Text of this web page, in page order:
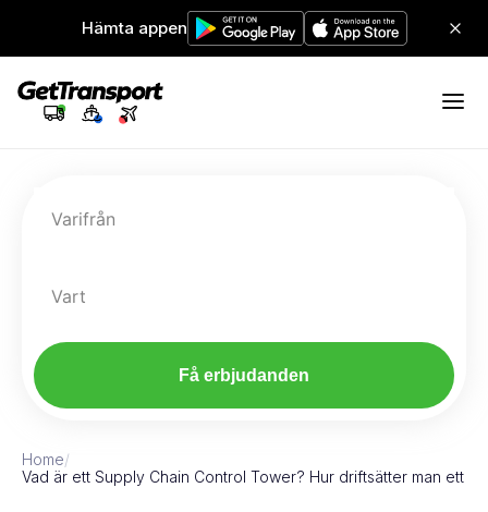
Hämta appen
Varifrån
Vart
Få erbjudanden
Home/
Vad är ett Supply Chain Control Tower? Hur driftsätter man ett